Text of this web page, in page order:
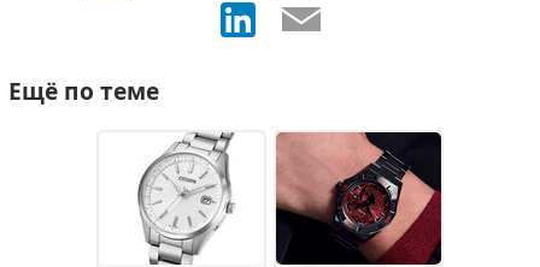
Ещё по теме